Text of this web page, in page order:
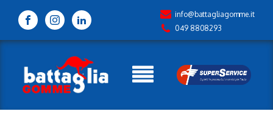
info@battagliagomme.it
049 8808293